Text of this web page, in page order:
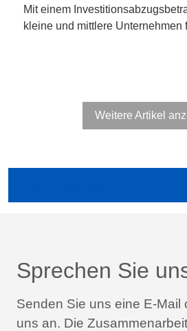
Mit einem
kleine und mittlere
Weitere Artikel
Sprechen Sie
Senden Sie uns eine E-Mail
uns an. Die